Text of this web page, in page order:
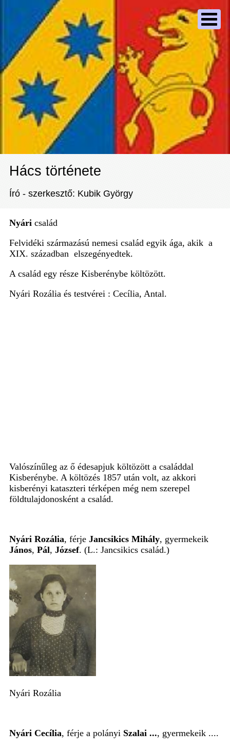
Hács története
Író - szerkesztő: Kubik György
Nyári család
Felvidéki származású nemesi család egyik ága, akik a
XIX. században elszegényedtek.
A család egy része Kisberénybe költözött.
Nyári Rozália és testvérei : Cecília, Antal.
Valószínűleg az ő édesapjuk költözött a családdal
Kisberénybe. A költözés 1857 után volt, az akkori
kisberényi kataszteri térképen még nem szerepel
földtulajdonosként a család.
Nyári Rozália, férje Jancsikics Mihály, gyermekeik
János, Pál, József. (L.: Jancsikics család.)
Nyári Rozália
Nyári Cecília, férje a polányi Szalai ..., gyermekeik ....